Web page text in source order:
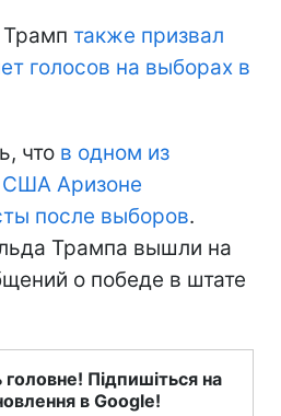
также призвал
голосов на выборах в
что в одном из
США Аризоне
после выборов.
Трампа вышли на
о победе в штате
головне! Підпишіться на
в Google!